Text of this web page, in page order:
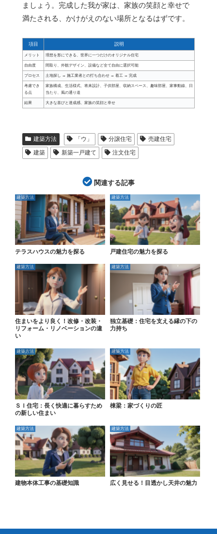
ましょう。完成した我が家は、家族の笑顔と幸せで
満たされる、かけがえのない場所となるはずです。
項目 説明
メリット 理想を形にできる、世界に一つだけのオリジナル住宅
自由度 間取り、外観デザイン、設備など全て自由に選択可能
プロセス 土地探し → 施工業者との打ち合わせ → 着工 → 完成
考慮でき
る点
家族構成、生活様式、将来設計、子供部屋、収納スペース、趣味部屋、家事動線、日
当たり、風の通り道
結果 大きな喜びと達成感、家族の笑顔と幸せ
建築方法 「ウ」 分譲住宅
売建住宅
建築
新築一戸建て 注文住宅
関連する記事
建築方法
テラスハウスの魅力を探る
建築方法
戸建住宅の魅力を探る
建築方法
住まいをより良く！改修・改装・
リフォーム・リノベーションの違
い
建築方法
独立基礎：住宅を支える縁の下の
力持ち
建築方法
ＳＩ住宅：長く快適に暮らすため
の新しい住まい
建築方法
棟梁：家づくりの匠
建築方法
建物本体工事の基礎知識
建築方法
広く見せる！目透かし天井の魅力